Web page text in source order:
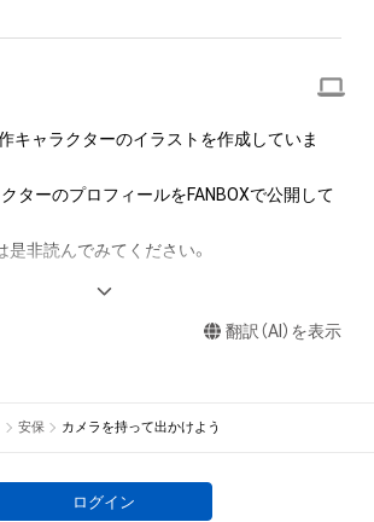
権を有する方、著作隣接権の権利者またはそ
有する権利」の範囲を超えた行為、知的財産
のある行為(改変、公開、配布、逆コンパイ
ニアリングを含みますが、これに限定されま
できません。
る創作物の利用については、公序良俗や法令
その恐れのある利用など、作成者が不適切
合、利用をお断りさせていただきます。
者が損害を被った場合、その損害がいかなる
であっても、本アイテムの著作権を有する
キャラクターのイラストを作成していま
ターのプロフィールをFANBOXで公開して
翻訳（AI）を表示
安保 カメラを持って出かけよう
ログイン